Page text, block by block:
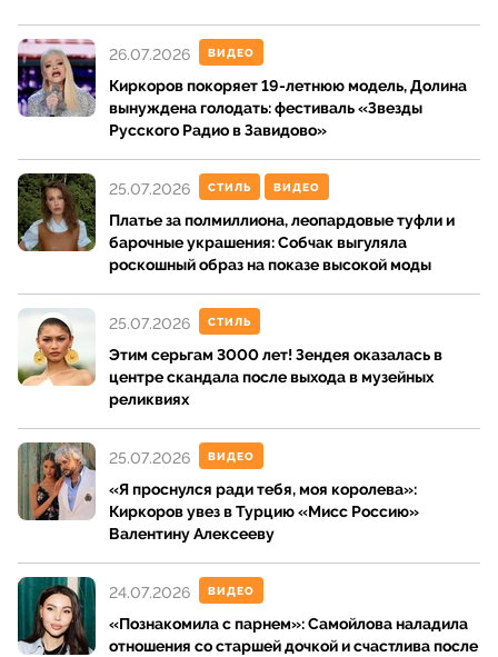
ВИДЕО
Киркоров покоряет 19-летнюю модель, Долина
вынуждена голодать: фестиваль «Звезды
Русского Радио в Завидово»
26.07.2026
СТИЛЬ ВИДЕО
Платье за полмиллиона, леопардовые туфли и
барочные украшения: Собчак выгуляла
роскошный образ на показе высокой моды
25.07.2026
СТИЛЬ
Этим серьгам 3000 лет! Зендея оказалась в
центре скандала после выхода в музейных
реликвиях
25.07.2026
ВИДЕО
«Я проснулся ради тебя, моя королева»:
Киркоров увез в Турцию «Мисс Россию»
Валентину Алексееву
25.07.2026
ВИДЕО
«Познакомила с парнем»: Самойлова наладила
отношения со старшей дочкой и счастлива после
24.07.2026